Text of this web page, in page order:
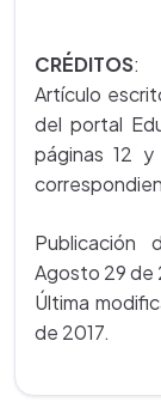
CRÉDITOS:
Artículo
del portal
páginas 12
Publicación
Agosto 29 de
Última
de 2017.